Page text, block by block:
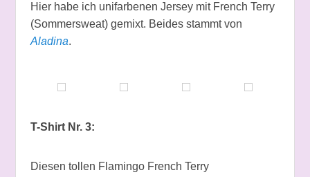
Hier habe ich unifarbenen Jersey mit French Terry
(Sommersweat) gemixt. Beides stammt von
Aladina.
T-Shirt Nr. 3:
Diesen tollen Flamingo French Terry